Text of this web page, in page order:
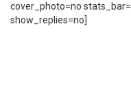
cover_photo=no
show_replies=no]